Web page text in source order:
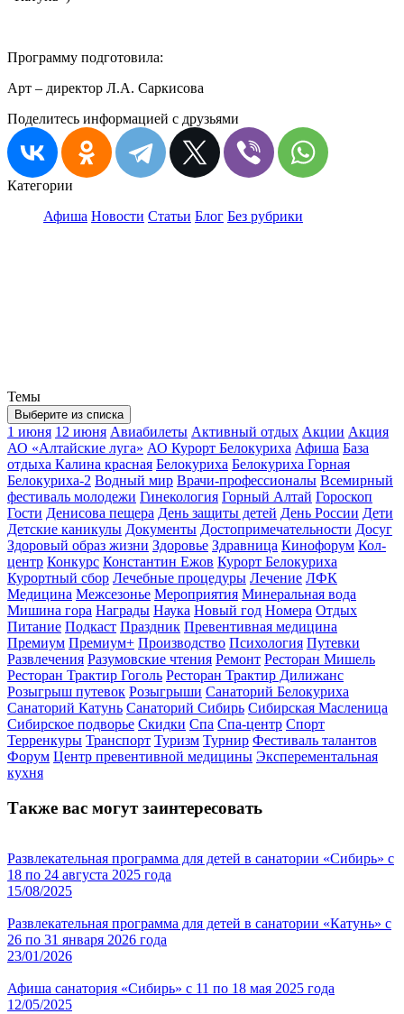
Программу подготовила:
Арт – директор Л.А. Саркисова
Поделитесь информацией с друзьями
Категории
Афиша Новости Статьи Блог Без рубрики
Темы
Выберите из списка
1 июня 12 июня Авиабилеты Активный отдых Акции Акция
АО «Алтайские луга» АО Курорт Белокуриха Афиша База
отдыха Калина красная Белокуриха Белокуриха Горная
Белокуриха-2 Водный мир Врачи-профессионалы Всемирный
фестиваль молодежи Гинекология Горный Алтай Гороскоп
Гости Денисова пещера День защиты детей День России Дети
Детские каникулы Документы Достопримечательности Досуг
Здоровый образ жизни Здоровье Здравница Кинофорум Кол-
центр Конкурс Константин Ежов Курорт Белокуриха
Курортный сбор Лечебные процедуры Лечение ЛФК
Медицина Межсезонье Мероприятия Минеральная вода
Мишина гора Награды Наука Новый год Номера Отдых
Питание Подкаст Праздник Превентивная медицина
Премиум Премиум+ Производство Психология Путевки
Развлечения Разумовские чтения Ремонт Ресторан Мишель
Ресторан Трактир Гоголь Ресторан Трактир Дилижанс
Розыгрыш путевок Розыгрыши Санаторий Белокуриха
Санаторий Катунь Санаторий Сибирь Сибирская Масленица
Сибирское подворье Скидки Спа Спа-центр Спорт
Терренкуры Транспорт Туризм Турнир Фестиваль талантов
Форум Центр превентивной медицины Эксперементальная
кухня
Также вас могут заинтересовать
Развлекательная программа для детей в санатории «Сибирь» с
18 по 24 августа 2025 года
15/08/2025
Развлекательная программа для детей в санатории «Катунь» с
26 по 31 января 2026 года
23/01/2026
Афиша санатория «Сибирь» с 11 по 18 мая 2025 года
12/05/2025